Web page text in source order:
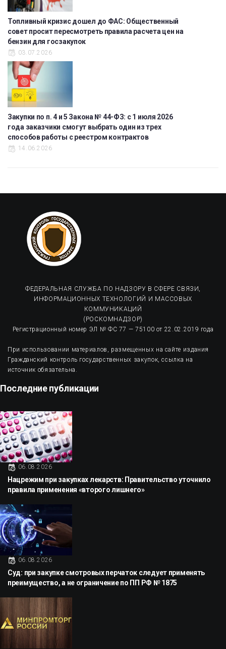
Топливный кризис дошел до ФАС: Общественный
совет просит пересмотреть правила расчета цен на
бензин для госзакупок
03.07.2026
Закупки по п. 4 и 5 Закона № 44-ФЗ: с 1 июля 2026
года заказчики смогут выбрать один из трех
способов работы с реестром контрактов
14.06.2026
ФЕДЕРАЛЬНАЯ СЛУЖБА ПО НАДЗОРУ В СФЕРЕ СВЯЗИ,
ИНФОРМАЦИОННЫХ ТЕХНОЛОГИЙ И МАССОВЫХ
КОММУНИКАЦИЙ
(РОСКОМНАДЗОР)
Регистрационный номер ЭЛ № ФС 77 — 75100 от 22.02.2019 года
При использовании материалов, размещенных на сайте издания
Гражданский контроль государственных закупок, ссылка на
источник обязательна.
Последние публикации
06.08.2026
Нацрежим при закупках лекарств: Правительство уточнило
правила применения «второго лишнего»
06.08.2026
Суд: при закупке смотровых перчаток следует применять
преимущество, а не ограничение по ПП РФ № 1875